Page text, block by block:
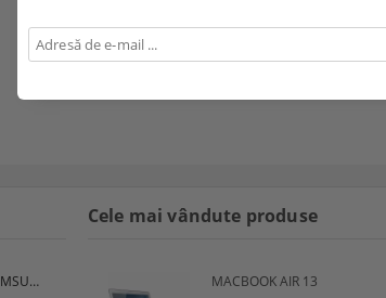
TELEVIZOR LED SAMSUNG
Cele mai vândute produse
MACBOOK AIR 13